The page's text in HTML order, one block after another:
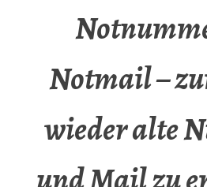
Notmail –
wieder alte